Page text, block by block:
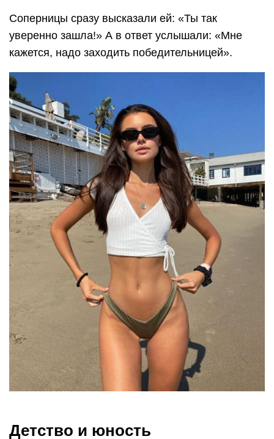
Соперницы сразу высказали ей: «Ты так
уверенно зашла!» А в ответ услышали: «Мне
кажется, надо заходить победительницей».
Детство и юность